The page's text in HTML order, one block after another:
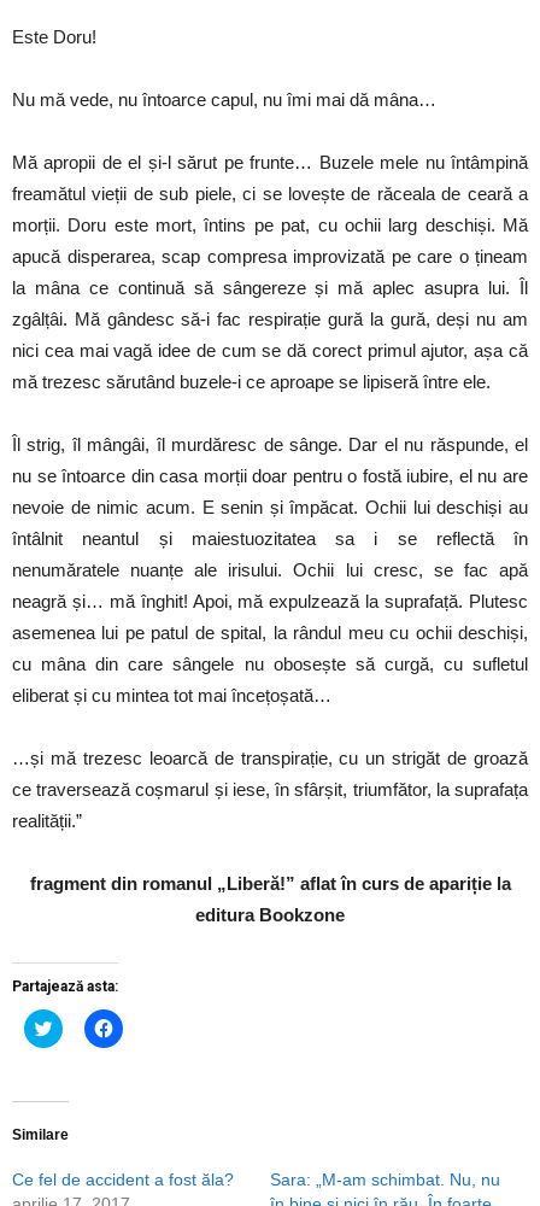
Este Doru!
Nu mă vede, nu întoarce capul, nu îmi mai dă mâna…
Mă apropii de el și-l sărut pe frunte… Buzele mele nu întâmpină
freamătul vieții de sub piele, ci se lovește de răceala de ceară a
morții. Doru este mort, întins pe pat, cu ochii larg deschiși. Mă
apucă disperarea, scap compresa improvizată pe care o țineam
la mâna ce continuă să sângereze și mă aplec asupra lui. Îl
zgâlțâi. Mă gândesc să-i fac respirație gură la gură, deși nu am
nici cea mai vagă idee de cum se dă corect primul ajutor, așa că
mă trezesc sărutând buzele-i ce aproape se lipiseră între ele.
Îl strig, îl mângâi, îl murdăresc de sânge. Dar el nu răspunde, el
nu se întoarce din casa morții doar pentru o fostă iubire, el nu are
nevoie de nimic acum. E senin și împăcat. Ochii lui deschiși au
întâlnit neantul și maiestuozitatea sa i se reflectă în
nenumăratele nuanțe ale irisului. Ochii lui cresc, se fac apă
neagră și… mă înghit! Apoi, mă expulzează la suprafață. Plutesc
asemenea lui pe patul de spital, la rândul meu cu ochii deschiși,
cu mâna din care sângele nu obosește să curgă, cu sufletul
eliberat și cu mintea tot mai încețoșată…
…și mă trezesc leoarcă de transpirație, cu un strigăt de groază
ce traversează coșmarul și iese, în sfârșit, triumfător, la suprafața
realității.”
fragment din romanul „Liberă!” aflat în curs de apariție la
editura Bookzone
Partajează asta:
Dă
clic
pe
deschide
fereastră
nouă)
Dă
clic
fereastră
nouă)
Similare
Ce fel de accident a fost ăla?
Sara: „M-am schimbat. Nu, nu